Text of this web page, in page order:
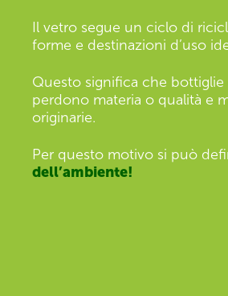
Il vetro segue un ciclo di
forme e destinazioni d’uso
Questo significa che
perdono materia o qualità e
originarie.
Per questo motivo si può
dell’ambiente!